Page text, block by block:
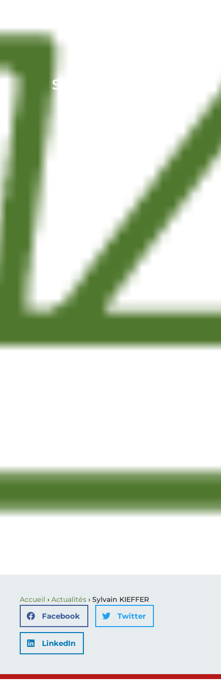
Sylvain KIEFFER
Accueil › Actualités › Sylvain KIEFFER
Facebook Twitter
LinkedIn